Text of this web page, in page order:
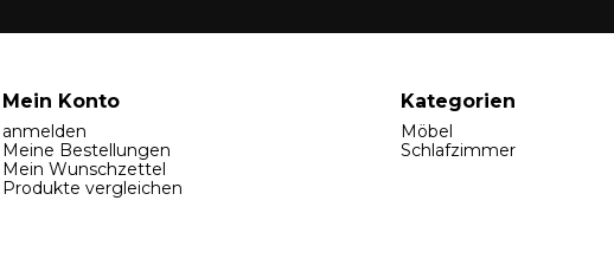
Mein Konto
anmelden
Meine Bestellungen
Mein Wunschzettel
Produkte vergleichen
Kategorien
Möbel
Schlafzimmer